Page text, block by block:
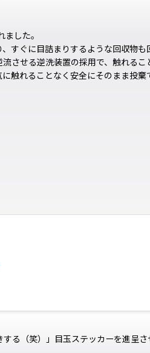
した。
ぐに目詰まりするような回収物も
せる逆洗装置の採用で、触れるこ
触れることなく安全にそのまま投棄
る（笑）」目玉ステッカーを進呈